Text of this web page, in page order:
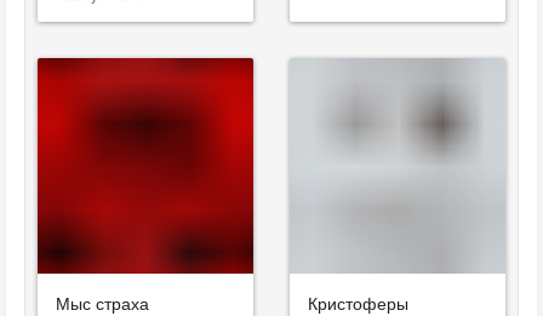
Мыс страха Кристоферы